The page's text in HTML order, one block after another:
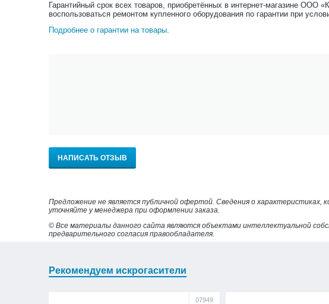
Гарантийный срок всех товаров, приобретённых в интернет-магазине ООО
воспользоваться ремонтом купленного оборудования по гарантии при
Подробнее о гарантии на товары.
НАПИСАТЬ ОТЗЫВ
Предложение не является публичной офертой. Сведения о
уточняйте у менеджера при оформлении заказа.
© Все материалы данного сайта являются объектами интеллектуальной
предварительного согласия правообладателя.
Рекомендуем искрогасители
07949